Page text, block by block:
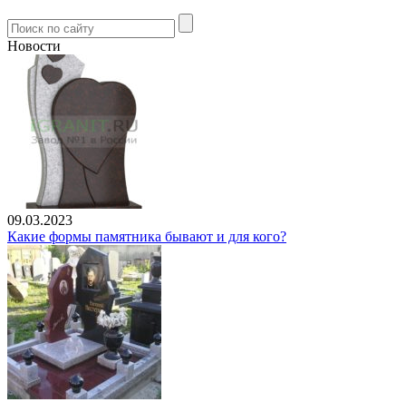
Новости
09.03.2023
Какие формы памятника бывают и для кого?